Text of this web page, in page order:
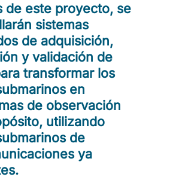
de este proyecto, se
sistemas
de adquisición,
y validación de
transformar los
en
de observación
utilizando
de
ya